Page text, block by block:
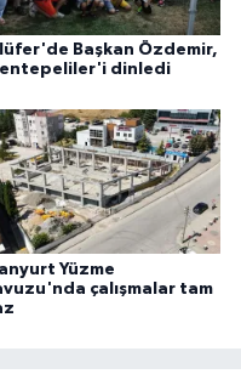
Başkan Özdemir,
dinledi
Yüzme
çalışmalar tam